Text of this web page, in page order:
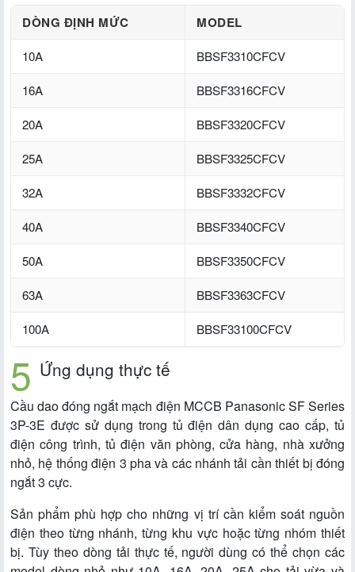
DÒNG ĐỊNH MỨC MODEL
10A BBSF3310CFCV
16A BBSF3316CFCV
20A BBSF3320CFCV
25A BBSF3325CFCV
32A BBSF3332CFCV
40A BBSF3340CFCV
50A BBSF3350CFCV
63A BBSF3363CFCV
100A BBSF33100CFCV
Ứng dụng thực tế
Cầu dao đóng ngắt mạch điện MCCB Panasonic SF Series
3P-3E được sử dụng trong tủ điện dân dụng cao cấp, tủ
điện công trình, tủ điện văn phòng, cửa hàng, nhà xưởng
nhỏ, hệ thống điện 3 pha và các nhánh tải cần thiết bị đóng
ngắt 3 cực.
Sản phẩm phù hợp cho những vị trí cần kiểm soát nguồn
điện theo từng nhánh, từng khu vực hoặc từng nhóm thiết
bị. Tùy theo dòng tải thực tế, người dùng có thể chọn các